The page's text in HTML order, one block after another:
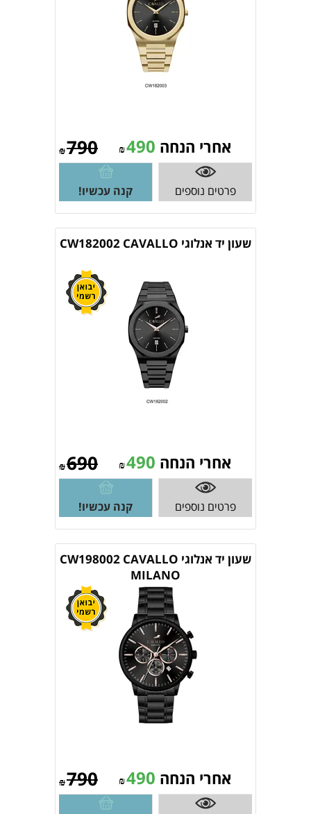
₪790 אחרי הנחה ₪490
פרטים נוספים קנה עכשיו!
שעון יד אנלוגי CW182002 CAVALLO
₪690 אחרי הנחה ₪490
פרטים נוספים קנה עכשיו!
שעון יד אנלוגי CW198002 CAVALLO
MILANO
₪790 אחרי הנחה ₪490